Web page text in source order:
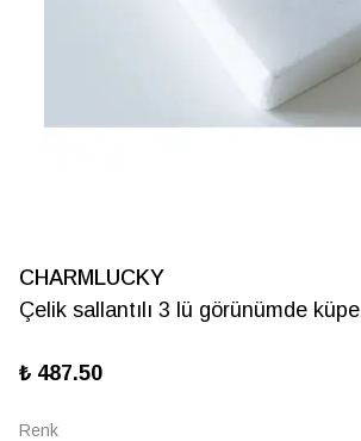
CHARMLUCKY
Çelik sallantılı 3 lü görünümde küpe
₺ 487.50
Renk